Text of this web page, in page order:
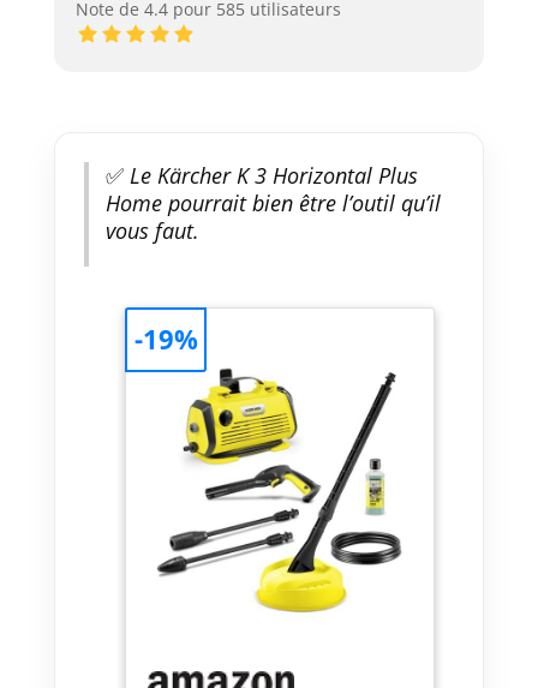
Note de 4.4 pour 585 utilisateurs
✅Le Kärcher K 3 Horizontal Plus
Home pourrait bien être l’outil qu’il
vous faut.
-19%